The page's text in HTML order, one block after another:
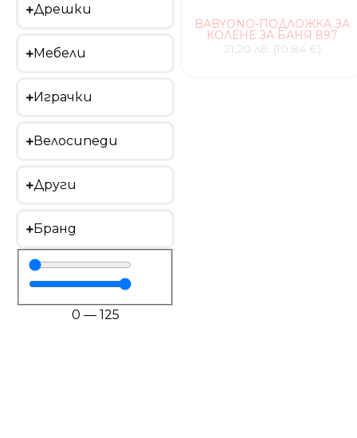
Дрешки
Мебели
Играчки
Велосипеди
Други
Бранд
0 — 125
BABYONO-ПОДЛОЖКА ЗА
КОЛЕНЕ ЗА БАНЯ 897
21,20 лв. (10.84 €)